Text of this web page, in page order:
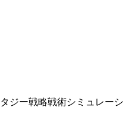
ジー戦略戦術シミュレー